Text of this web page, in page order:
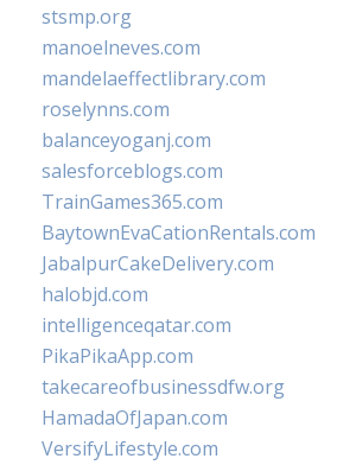
stsmp.org
manoelneves.com
mandelaeffectlibrary.com
roselynns.com
balanceyoganj.com
salesforceblogs.com
TrainGames365.com
BaytownEvaCationRentals.com
JabalpurCakeDelivery.com
halobjd.com
intelligenceqatar.com
PikaPikaApp.com
takecareofbusinessdfw.org
HamadaOfJapan.com
VersifyLifestyle.com